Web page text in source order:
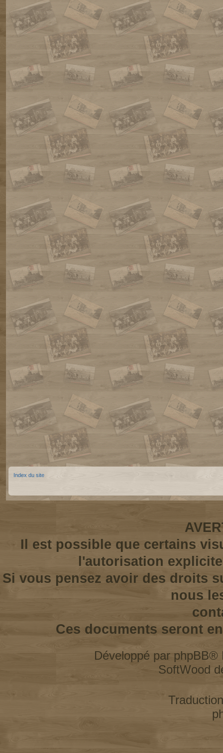
Index du site
Il est possible que certains
l'autorisation
Si vous pensez avoir des droits
nous
Ces documents seront
Développé par phpBB®
SoftWood